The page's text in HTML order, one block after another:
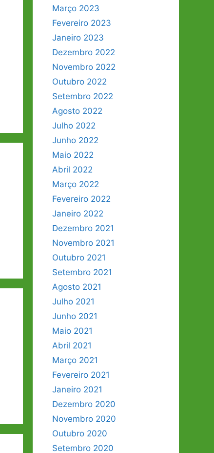
Março 2023
Fevereiro 2023
Janeiro 2023
Dezembro 2022
Novembro 2022
Outubro 2022
Setembro 2022
Agosto 2022
Julho 2022
Junho 2022
Maio 2022
Abril 2022
Março 2022
Fevereiro 2022
Janeiro 2022
Dezembro 2021
Novembro 2021
Outubro 2021
Setembro 2021
Agosto 2021
Julho 2021
Junho 2021
Maio 2021
Abril 2021
Março 2021
Fevereiro 2021
Janeiro 2021
Dezembro 2020
Novembro 2020
Outubro 2020
Setembro 2020